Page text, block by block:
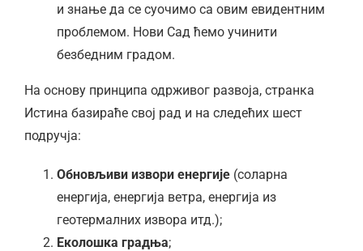
и знање да се суочимо са овим евидентним
проблемом. Нови Сад ћемо учинити
безбедним градом.
На основу принципа одрживог развоја, странка
Истина базираће свој рад и на следећих шест
подручја:
Обновљиви извори енергије (соларна
енергија, енергија ветра, енергија из
геотермалних извора итд.);
Еколошка градња;